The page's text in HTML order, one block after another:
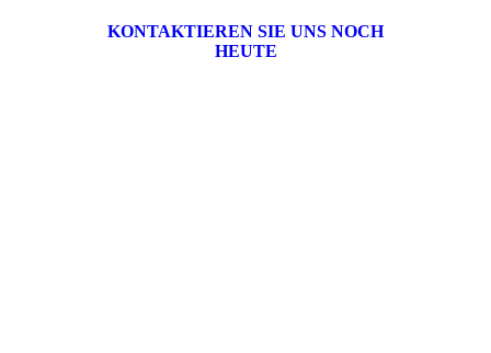
KONTAKTIEREN SIE UNS NOCH
HEUTE